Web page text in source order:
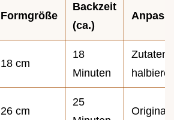
Formgröße
Backzeit
(ca.)
18 cm
18
Minuten
Zutaten
26 cm
25